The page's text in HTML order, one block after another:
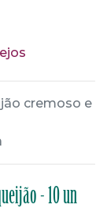
cremoso e
- 10 un